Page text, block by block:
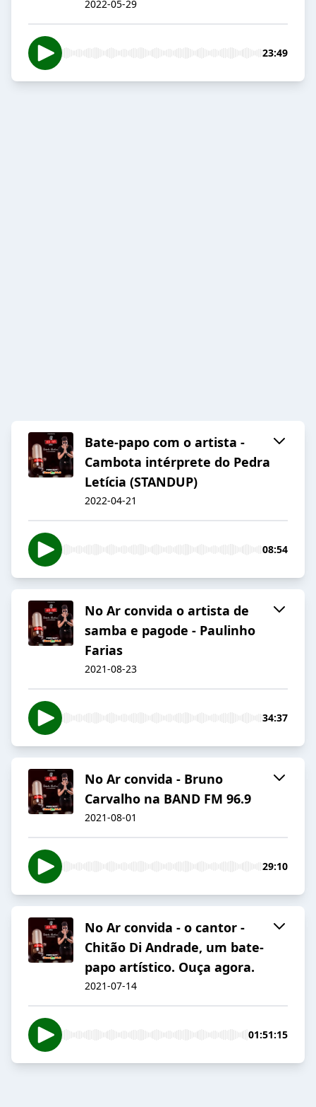
2022-05-29
23:49
Bate-papo com o artista -
Cambota intérprete do Pedra
Letícia (STANDUP)
2022-04-21
08:54
No Ar convida o artista de
samba e pagode - Paulinho
Farias
2021-08-23
34:37
No Ar convida - Bruno
Carvalho na BAND FM 96.9
2021-08-01
29:10
No Ar convida - o cantor -
Chitão Di Andrade, um bate-
papo artístico. Ouça agora.
2021-07-14
01:51:15